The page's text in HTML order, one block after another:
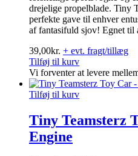
drejelige propelblade. Tiny
perfekte gave til enhver
af fantasifuld sjov! Egnet til
39,00kr. + evt. fragt/tillæg
Tilføj til kurv
Vi forventer at levere
Tilføj til kurv
Tiny Teamsterz
Engine